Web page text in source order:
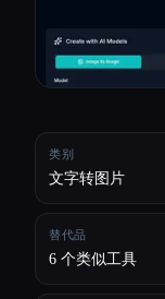
类别
文字转图片
替代品
6 个类似工具